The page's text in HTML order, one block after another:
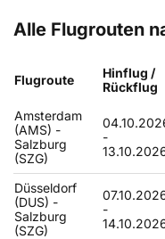
Alle Flugrouten
Flugroute
Hinflug /
Rückflug
Amsterdam
(AMS) -
Salzburg
(SZG)
-
Düsseldorf
(DUS) -
Salzburg
(SZG)
-